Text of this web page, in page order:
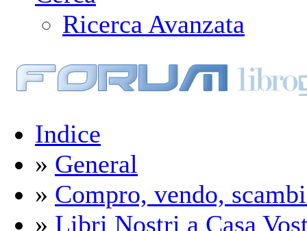
Ricerca Avanzata
Indice
» General
» Compro, vendo,
» Libri Nostri a Casa